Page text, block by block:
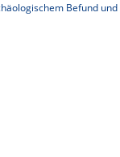
Befund und